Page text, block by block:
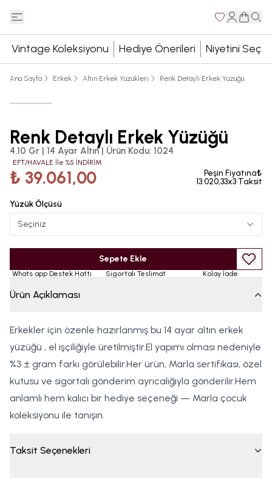
Vintage Koleksiyonu Hediye Önerileri Niyetini Seç
Ana Sayfa Erkek Altın Erkek Yüzükleri Renk Detaylı Erkek Yüzüğü
Renk Detaylı Erkek Yüzüğü
4.10 Gr | 14 Ayar Altın | Ürün Kodu: 1024
EFT/HAVALE İle %5 İNDİRİM
₺ 39.061,00
Peşin Fiyatına₺
13.020,33x3 Taksit
Yüzük Ölçüsü
Seçiniz
Sepete Ekle
Whats app Destek Hattı Sigortalı Teslimat Kolay İade
Ürün Açıklaması
Erkekler için özenle hazırlanmış bu 14 ayar altın erkek
yüzüğü , el işçiliğiyle üretilmiştir.El yapımı olması nedeniyle
%3 ± gram farkı görülebilir.Her ürün, Marla sertifikası, özel
kutusu ve sigortalı gönderim ayrıcalığıyla gönderilir.Hem
anlamlı hem kalıcı bir hediye seçeneği — Marla çocuk
koleksiyonu ile tanışın.
Taksit Seçenekleri